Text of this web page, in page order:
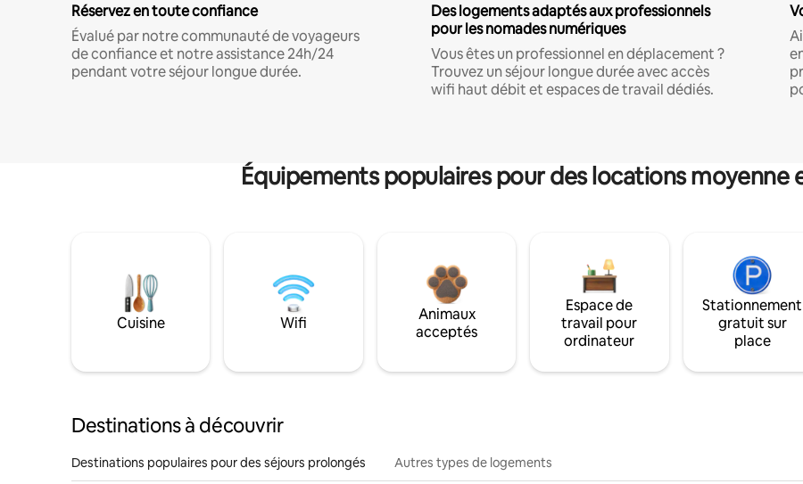
Réservez en toute confiance
Évalué par notre communauté de voyageurs
de confiance et notre assistance 24h/24
pendant votre séjour longue durée.
Des logements adaptés aux professionnels
pour les nomades numériques
Vous êtes un professionnel en déplacement ?
Trouvez un séjour longue durée avec accès
wifi haut débit et espaces de travail dédiés.
Équipements populaires pour des locations moyenne
Cuisine Wifi
Animaux
acceptés
Espace de
travail pour
ordinateur
Stationnement
gratuit sur
place
Destinations à découvrir
Destinations populaires pour des séjours prolongés Autres types de logements